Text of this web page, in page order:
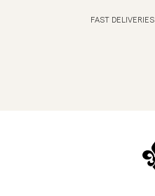
FAST DELIVERIES